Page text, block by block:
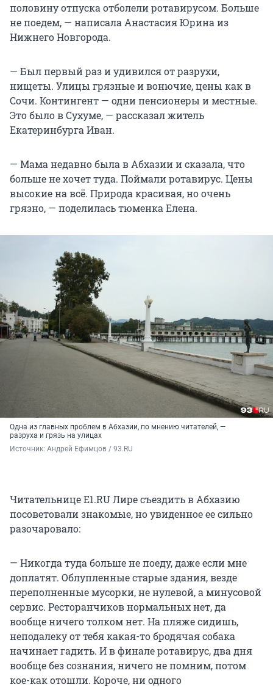
половину отпуска отболели ротавирусом. Больше
не поедем, — написала Анастасия Юрина из
Нижнего Новгорода.
— Был первый раз и удивился от разрухи,
нищеты. Улицы грязные и вонючие, цены как в
Сочи. Контингент — одни пенсионеры и местные.
Это было в Сухуме, — рассказал житель
Екатеринбурга Иван.
— Мама недавно была в Абхазии и сказала, что
больше не хочет туда. Поймали ротавирус. Цены
высокие на всё. Природа красивая, но очень
грязно, — поделилась тюменка Елена.
Одна из главных проблем в Абхазии, по мнению читателей, —
разруха и грязь на улицах
Источник: Андрей Ефимцов / 93.RU
Читательнице E1.RU Лире съездить в Абхазию
посоветовали знакомые, но увиденное ее сильно
разочаровало:
— Никогда туда больше не поеду, даже если мне
доплатят. Облупленные старые здания, везде
переполненные мусорки, не нулевой, а минусовой
сервис. Ресторанчиков нормальных нет, да
вообще ничего толком нет. На пляже сидишь,
неподалеку от тебя какая-то бродячая собака
начинает гадить. И в финале ротавирус, два дня
вообще без сознания, ничего не помним, потом
кое-как отошли. Короче, ни одного